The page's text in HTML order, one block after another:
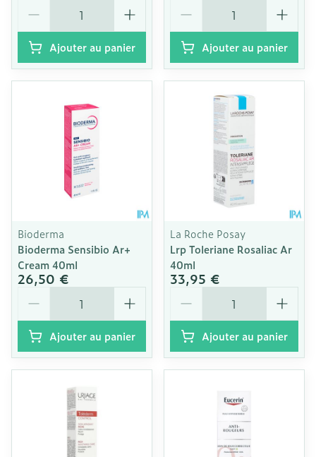
Ajouter au panier Ajouter au panier
Bioderma
Bioderma Sensibio Ar+
Cream 40ml
26,50 €
Ajouter au panier
La Roche Posay
Lrp Toleriane Rosaliac Ar
40ml
33,95 €
Ajouter au panier